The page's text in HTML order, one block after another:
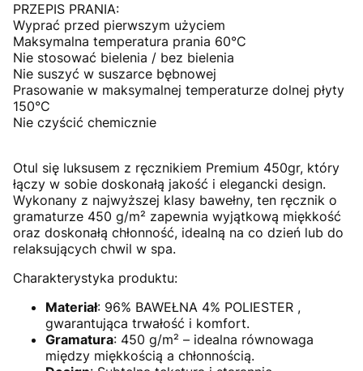
PRZEPIS PRANIA:
Wyprać przed pierwszym użyciem
Maksymalna temperatura prania 60°C
Nie stosować bielenia / bez bielenia
Nie suszyć w suszarce bębnowej
Prasowanie w maksymalnej temperaturze dolnej płyty
150°C
Nie czyścić chemicznie
Otul się luksusem z ręcznikiem Premium 450gr, który
łączy w sobie doskonałą jakość i elegancki design.
Wykonany z najwyższej klasy bawełny, ten ręcznik o
gramaturze 450 g/m² zapewnia wyjątkową miękkość
oraz doskonałą chłonność, idealną na co dzień lub do
relaksujących chwil w spa.
Charakterystyka produktu:
Materiał: 96% BAWEŁNA 4% POLIESTER ,
gwarantująca trwałość i komfort.
Gramatura: 450 g/m² – idealna równowaga
między miękkością a chłonnością.